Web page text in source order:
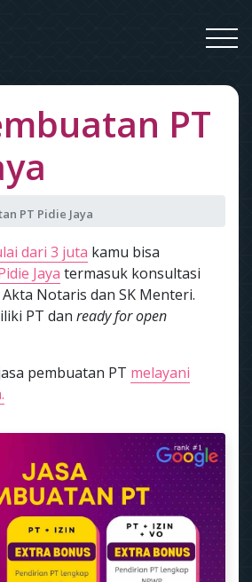
PT
PT Pidie Jaya
dari 3 juta kamu bisa
Jaya termasuk konsultasi
Akta Notaris dan SK Menteri.
PT dan ready for open
pembuatan PT melayani